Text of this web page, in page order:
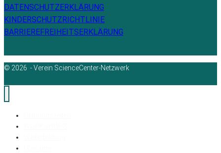
DATENSCHUTZERKLÄRUNG
KINDERSCHUTZRICHTLINIE
BARRIEREFREIHEITSERKLÄRUNG
© 2026 - Verein ScienceCenter-Netzwerk